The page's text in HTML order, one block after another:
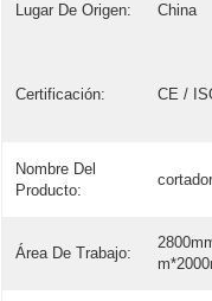
Lugar De Origen: China
Certificación: CE /
Nombre Del
Producto:
Área De Trabajo: